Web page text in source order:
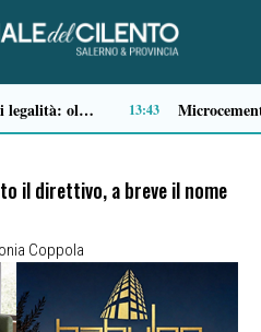
il direttivo, a breve il nome
Coppola